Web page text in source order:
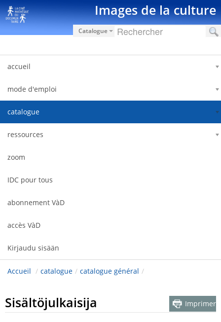
Hyppää sisältöön Images de la culture
Catalogue
accueil
mode d'emploi
catalogue
ressources
zoom
IDC pour tous
abonnement VàD
accès VàD
Kirjaudu sisään
Accueil / catalogue / catalogue général /
Sisältöjulkaisija Imprimer